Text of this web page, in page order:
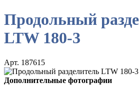
Продольный
LTW 180-3
Арт. 187615
Дополнительные фотографии